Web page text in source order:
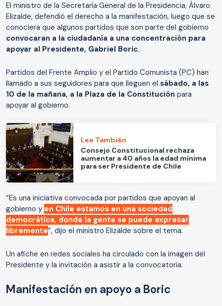
El ministro de la Secretaría General de la Presidencia, Álvaro
Elizalde, defendió el derecho a la manifestación, luego que se
conociera que algunos partidos que son parte del gobierno
convocaran a la ciudadanía a una concentración para
apoyar al Presidente, Gabriel Boric.
Partidos del Frente Amplio y el Partido Comunista (PC) han
llamado a sus seguidores para que lleguen el sábado, a las
10 de la mañana, a la Plaza de la Constitución para
apoyar al gobierno.
Lee También
Consejo Constitucional rechaza
aumentar a 40 años la edad mínima
para ser Presidente de Chile
“Es una iniciativa convocada por partidos que apoyan al
gobierno y en Chile estamos en una sociedad
democrática, donde la gente se puede expresar
libremente”, dijo el ministro Elizalde sobre el tema.
Un afiche en redes sociales ha circulado con la imagen del
Presidente y la invitación a asistir a la convocatoria.
Manifestación en apoyo a Boric